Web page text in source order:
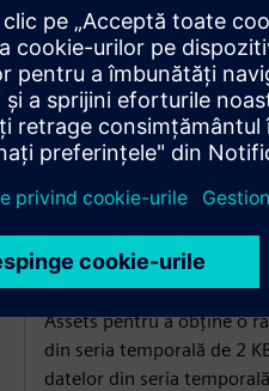
Rata de
datelor din
Alegeți abonamentul
Assets pentru a obține o
din seria temporală de 2
datelor din seria